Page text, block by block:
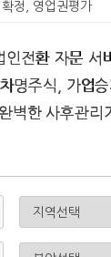
확정, 영업권평가
전환 자문 서
명주식, 가업
벽한 사후관리